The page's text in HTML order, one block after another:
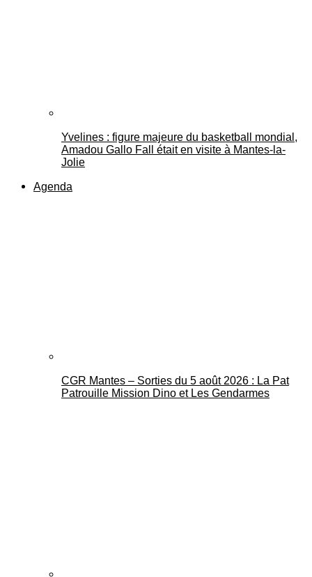
Yvelines : figure majeure du basketball mondial,
Amadou Gallo Fall était en visite à Mantes-la-
Jolie
Agenda
CGR Mantes – Sorties du 5 août 2026 : La Pat
Patrouille Mission Dino et Les Gendarmes